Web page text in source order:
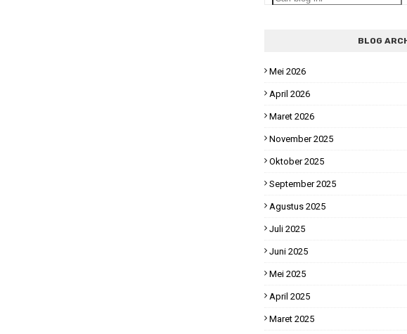
BLOG
Mei 2026
April 2026
Maret 2026
November 2025
Oktober 2025
September 2025
Agustus 2025
Juli 2025
Juni 2025
Mei 2025
April 2025
Maret 2025